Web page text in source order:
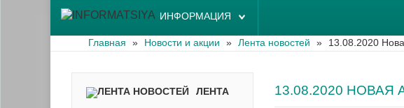
ИНФОРМАЦИЯ
Главная » Новости и акции » Лента новостей » 13.08.2020
13.08.2020
ЛЕНТА